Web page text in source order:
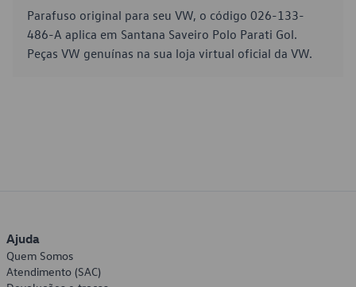
Parafuso original para seu VW, o código 026-133-
486-A aplica em Santana Saveiro Polo Parati Gol.
Peças VW genuínas na sua loja virtual oficial da VW.
Ajuda
Quem Somos
Atendimento (SAC)